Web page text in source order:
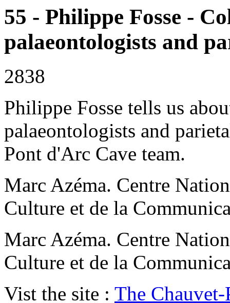
55 - Philippe Fosse -
palaeontologists and
2838
Philippe Fosse tells us
palaeontologists and
Pont d'Arc Cave team.
Marc Azéma. Centre
Culture et de la
Marc Azéma. Centre
Culture et de la
Vist the site : The